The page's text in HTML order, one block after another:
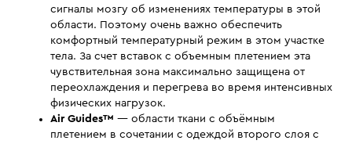
сигналы мозгу об изменениях температуры в этой
области. Поэтому очень важно обеспечить
комфортный температурный режим в этом участке
тела. За счет вставок с объемным плетением эта
чувствительная зона максимально защищена от
переохлаждения и перегрева во время интенсивных
физических нагрузок.
Air Guides™ — области ткани с объёмным
плетением в сочетании с одеждой второго слоя с